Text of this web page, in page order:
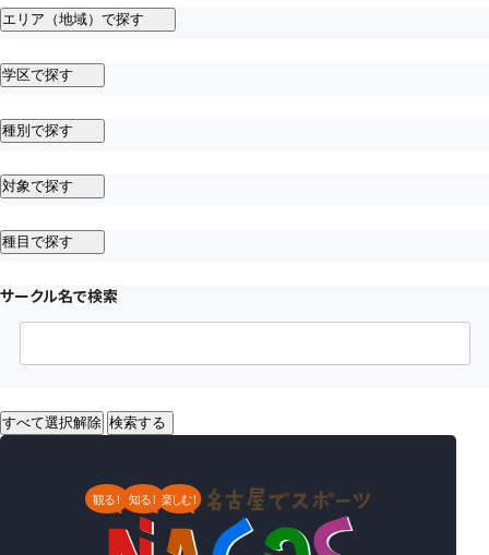
エリア（地域）で探す
学区で探す
種別で探す
対象で探す
種目で探す
サークル名で検索
すべて選択解除 検索する